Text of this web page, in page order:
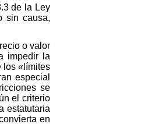
de la Ley
sin causa,
o valor
impedir la
los «límites
especial
se
el criterio
estatutaria
en